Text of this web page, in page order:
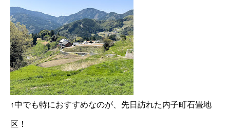
↑中でも特におすすめなのが、先日訪れた内子町石畳地
区！